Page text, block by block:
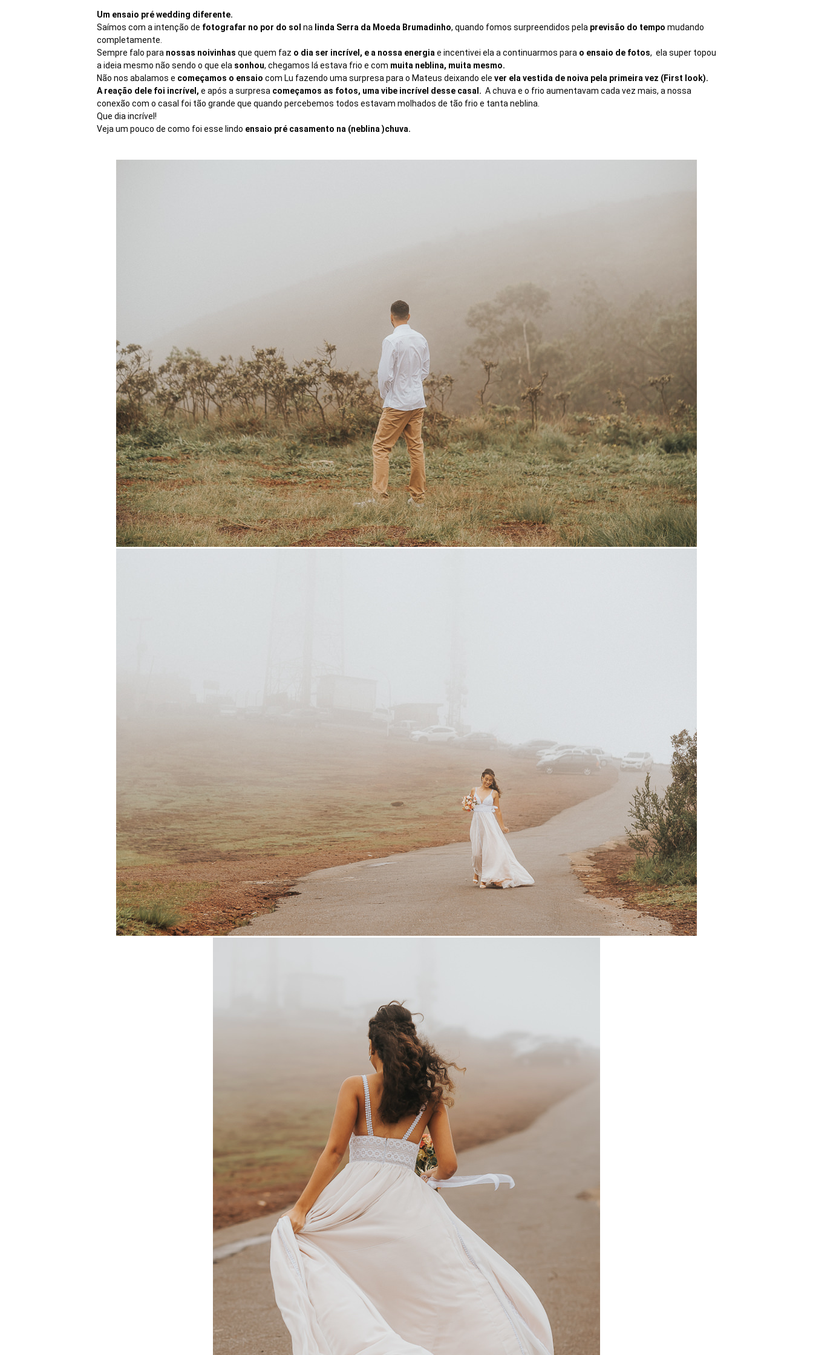
Um ensaio pré wedding diferente.
Saímos com a intenção de fotografar no por do sol na linda Serra da Moeda Brumadinho, quando fomos surpreendidos pela previsão do tempo mudando
completamente.
Sempre falo para nossas noivinhas que quem faz o dia ser incrível, e a nossa energia e incentivei ela a continuarmos para o ensaio de fotos, ela super topou
a ideia mesmo não sendo o que ela sonhou, chegamos lá estava frio e com muita neblina, muita mesmo.
Não nos abalamos e começamos o ensaio com Lu fazendo uma surpresa para o Mateus deixando ele ver ela vestida de noiva pela primeira vez (First look).
A reação dele foi incrível, e após a surpresa começamos as fotos, uma vibe incrível desse casal. A chuva e o frio aumentavam cada vez mais, a nossa
conexão com o casal foi tão grande que quando percebemos todos estavam molhados de tão frio e tanta neblina.
Que dia incrível!
Veja um pouco de como foi esse lindo ensaio pré casamento na (neblina )chuva.